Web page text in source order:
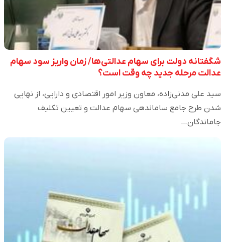
شگفتانه دولت برای سهام عدالتی‌ها/ زمان واریز سود سهام
عدالت مرحله جدید چه وقت است؟
سید علی مدنی‌زاده، معاون وزیر امور اقتصادی و دارایی، از نهایی
شدن طرح جامع ساماندهی سهام عدالت و تعیین تکلیف
جاماندگان…